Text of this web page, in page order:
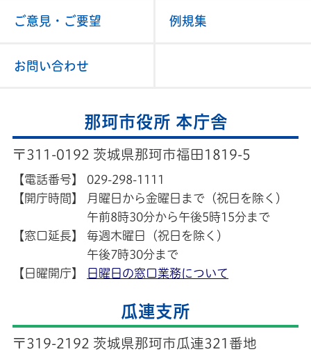
ご意見・ご要望 例規集
お問い合わせ
那珂市役所 本庁舎
〒311-0192 茨城県那珂市福田1819-5
【電話番号】
029-298-1111
【開庁時間】
月曜日から金曜日まで（祝日を除く）
午前8時30分から午後5時15分まで
【窓口延長】
毎週木曜日（祝日を除く）
午後7時30分まで
【日曜開庁】
日曜日の窓口業務について
瓜連支所
〒319-2192 茨城県那珂市瓜連321番地